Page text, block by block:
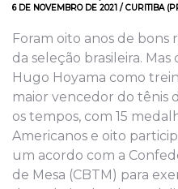
6 DE NOVEMBRO DE 2021 / CURITIBA
Foram oito anos de bons
da seleção brasileira.
Hugo Hoyama como
maior vencedor do tênis
os tempos, com 15
Americanos e oito
um acordo com a
de Mesa (CBTM) para